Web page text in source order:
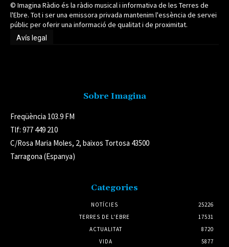
© Imagina Ràdio és la ràdio musical i informativa de les Terres de
l'Ebre. Tot i ser una emissora privada mantenim l'essència de servei
públic per oferir una informació de qualitat i de proximitat.
Avís legal
Sobre Imagina
Freqüència 103.9 FM
Tlf: 977 449 210
C/Rosa Maria Moles, 2, baixos Tortosa 43500
Tarragona (Espanya)
Categories
NOTÍCIES
25226
TERRES DE L'EBRE
17531
ACTUALITAT
8720
VIDA
5877